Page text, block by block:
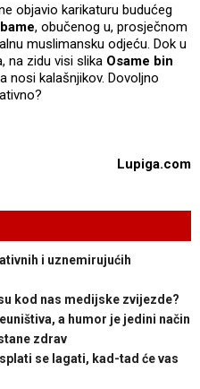
objavio karikaturu budućeg
, obučenog u, prosječnom
muslimansku odjeću. Dok u
na zidu visi slika Osame bin
nosi kalašnjikov. Dovoljno
Lupiga.com
i uznemirujućih
su kod nas medijske zvijezde?
a humor je jedini način
zdrav
se lagati, kad-tad će vas